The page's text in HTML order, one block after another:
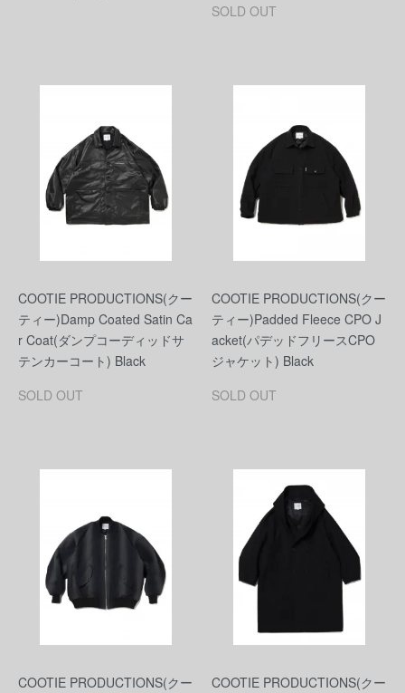
SOLD OUT
COOTIE PRODUCTIONS(クー
ティー)Damp Coated Satin Ca
r Coat(ダンプコーディッドサ
テンカーコート) Black
SOLD OUT
COOTIE PRODUCTIONS(クー
ティー)Padded Fleece CPO J
acket(パデッドフリースCPO
ジャケット) Black
SOLD OUT
COOTIE PRODUCTIONS(クー
COOTIE PRODUCTIONS(クー